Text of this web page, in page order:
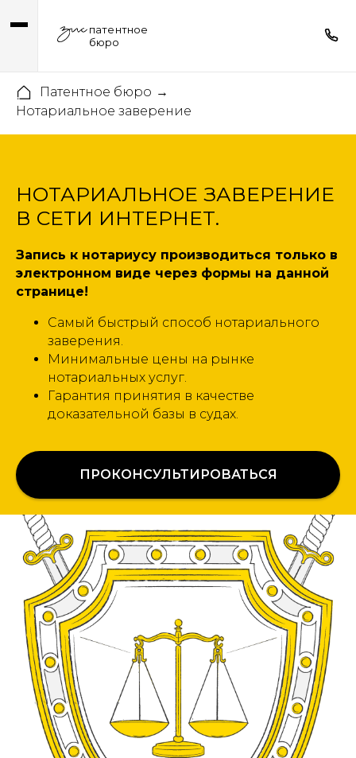
патентное
бюро
Патентное бюро →
Нотариальное заверение
НОТАРИАЛЬНОЕ ЗАВЕРЕНИЕ
В СЕТИ ИНТЕРНЕТ.
Запись к нотариусу производиться только в
электронном виде через формы на данной
странице!
Самый быстрый способ нотариального
заверения.
Минимальные цены на рынке
нотариальных услуг.
Гарантия принятия в качестве
доказательной базы в судах.
ПРОКОНСУЛЬТИРОВАТЬСЯ